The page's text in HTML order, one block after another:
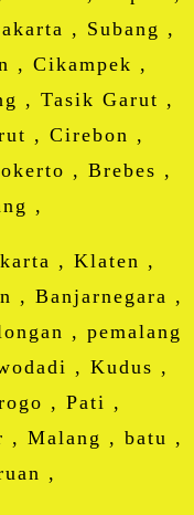
, Subang ,
, Cikampek ,
, Tasik Garut ,
, Cirebon ,
, Brebes ,
,
, Klaten ,
, Banjarnegara ,
, pemalang
, Kudus ,
, Pati ,
, Malang , batu ,
,